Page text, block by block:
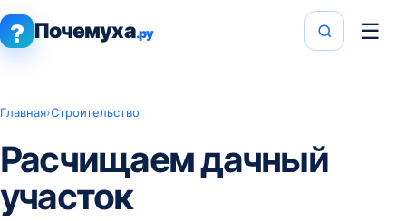
? Почемуха.ру ☰
Главная›Строительство
Расчищаем дачный
участок